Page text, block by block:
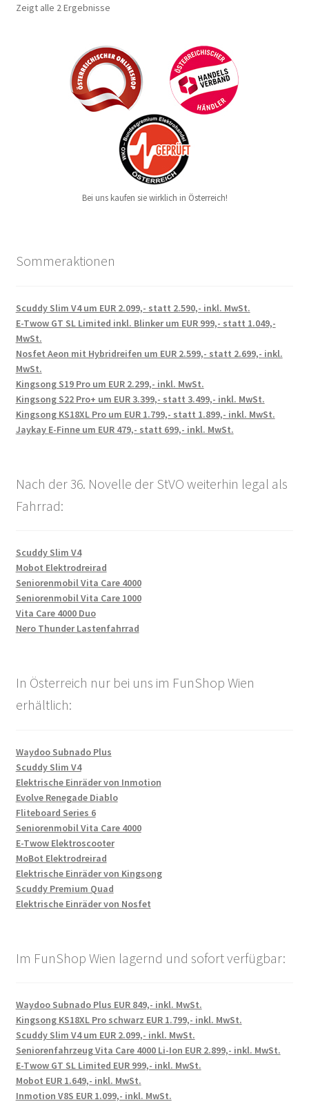
Zeigt alle 2 Ergebnisse
Bei uns kaufen sie wirklich in Österreich!
Sommeraktionen
Scuddy Slim V4 um EUR 2.099,- statt 2.590,- inkl. MwSt.
E-Twow GT SL Limited inkl. Blinker um EUR 999,- statt 1.049,-
MwSt.
Nosfet Aeon mit Hybridreifen um EUR 2.599,- statt 2.699,- inkl.
MwSt.
Kingsong S19 Pro um EUR 2.299,- inkl. MwSt.
Kingsong S22 Pro+ um EUR 3.399,- statt 3.499,- inkl. MwSt.
Kingsong KS18XL Pro um EUR 1.799,- statt 1.899,- inkl. MwSt.
Jaykay E-Finne um EUR 479,- statt 699,- inkl. MwSt.
Nach der 36. Novelle der StVO weiterhin legal als
Fahrrad:
Scuddy Slim V4
Mobot Elektrodreirad
Seniorenmobil Vita Care 4000
Seniorenmobil Vita Care 1000
Vita Care 4000 Duo
Nero Thunder Lastenfahrrad
In Österreich nur bei uns im FunShop Wien
erhältlich:
Waydoo Subnado Plus
Scuddy Slim V4
Elektrische Einräder von Inmotion
Evolve Renegade Diablo
Fliteboard Series 6
Seniorenmobil Vita Care 4000
E-Twow Elektroscooter
MoBot Elektrodreirad
Elektrische Einräder von Kingsong
Scuddy Premium Quad
Elektrische Einräder von Nosfet
Im FunShop Wien lagernd und sofort verfügbar:
Waydoo Subnado Plus EUR 849,- inkl. MwSt.
Kingsong KS18XL Pro schwarz EUR 1.799,- inkl. MwSt.
Scuddy Slim V4 um EUR 2.099,- inkl. MwSt.
Seniorenfahrzeug Vita Care 4000 Li-Ion EUR 2.899,- inkl. MwSt.
E-Twow GT SL Limited EUR 999,- inkl. MwSt.
Mobot EUR 1.649,- inkl. MwSt.
Inmotion V8S EUR 1.099,- inkl. MwSt.